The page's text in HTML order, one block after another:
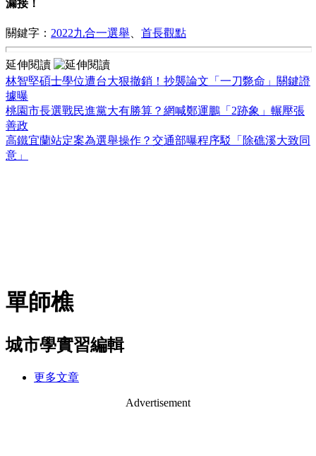
漏接！
關鍵字： 2022九合一選舉 首長觀點
延伸閱讀
林智堅碩士學位遭台大狠撤銷！抄襲論文「一刀斃命」關鍵證
據曝
桃園市長選戰民進黨大有勝算？網喊鄭運鵬「2跡象」輾壓張
善政
高鐵宜蘭站定案為選舉操作？交通部曝程序駁「除礁溪大致同
意」
單師樵
城市學實習編輯
更多文章
Advertisement